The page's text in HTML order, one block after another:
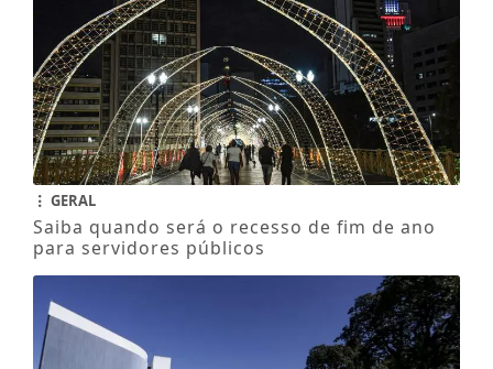
GERAL
Saiba quando será o recesso de fim de ano
para servidores públicos